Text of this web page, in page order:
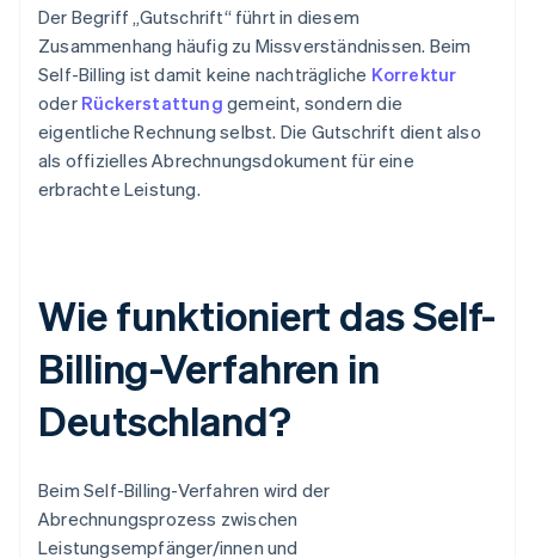
Der Begriff „Gutschrift“ führt in diesem
Zusammenhang häufig zu Missverständnissen. Beim
Self-Billing ist damit keine nachträgliche Korrektur
oder Rückerstattung gemeint, sondern die
eigentliche Rechnung selbst. Die Gutschrift dient also
als offizielles Abrechnungsdokument für eine
erbrachte Leistung.
Wie funktioniert das Self-
Billing-Verfahren in
Deutschland?
Beim Self-Billing-Verfahren wird der
Abrechnungsprozess zwischen
Leistungsempfänger/innen und